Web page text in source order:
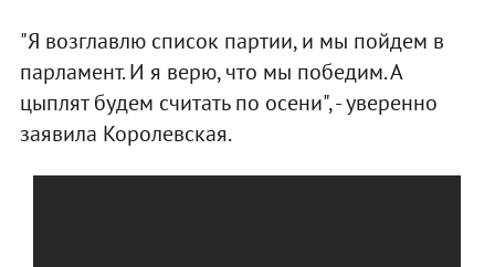
"Я возглавлю список партии, и мы пойдем в
парламент. И я верю, что мы победим. А
цыплят будем считать по осени", - уверенно
заявила Королевская.